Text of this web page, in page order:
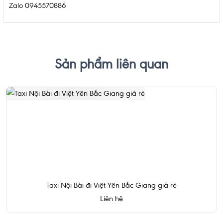
Zalo 0945570886
Sản phẩm liên quan
Taxi Nội Bài đi Việt Yên Bắc Giang giá rẻ
Liên hệ